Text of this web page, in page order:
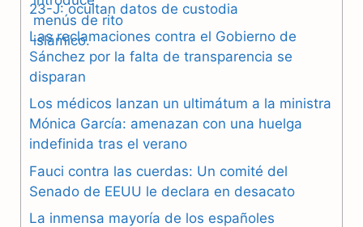
c
e
b
o
o
k
l
e
r
a
m
a
t
A
p
p
23-J: ocultan datos de custodia
Las reclamaciones contra el Gobierno de
Sánchez por la falta de transparencia se
disparan
Los médicos lanzan un ultimátum a la ministra
Mónica García: amenazan con una huelga
indefinida tras el verano
Fauci contra las cuerdas: Un comité del
Senado de EEUU le declara en desacato
La inmensa mayoría de los españoles